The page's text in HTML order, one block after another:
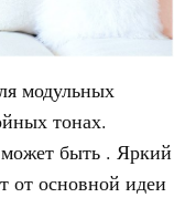
модульных
тонах.
быть . Яркий
от основной идеи